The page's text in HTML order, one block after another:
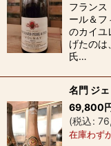
フラン
ール＆フ
のカイユ
げたのは
氏…
名門 ジ
69,800
(税込:
在庫わず